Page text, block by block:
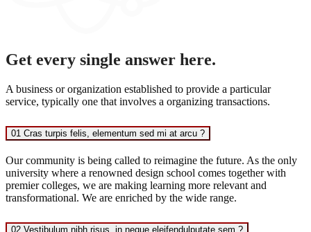
Get every single answer here.
A business or organization established to provide a particular
service, typically one that involves a organizing transactions.
01 Cras turpis felis, elementum sed mi at arcu ?
Our community is being called to reimagine the future. As the only
university where a renowned design school comes together with
premier colleges, we are making learning more relevant and
transformational. We are enriched by the wide range.
02 Vestibulum nibh risus, in neque eleifendulputate sem ?